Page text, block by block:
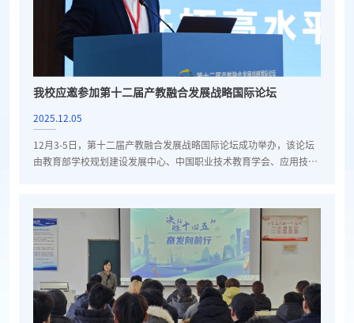
我校应邀参加第十二届产教融合发展战略国际论坛
2025.12.05
12月3-5日，第十二届产教融合发展战略国际论坛成功举办，该论坛
由教育部学校规划建设发展中心、中国职业技术教育学会、应用技术
告，系统展现学校在产教融合国际化领域的探索实践与创新成果。报
告中，张能云首先聚焦“守敬学院”品牌建设，详细介绍了学校通过师
资派遣、境外授课、留学生培养、短期研学等多元合作形式，...